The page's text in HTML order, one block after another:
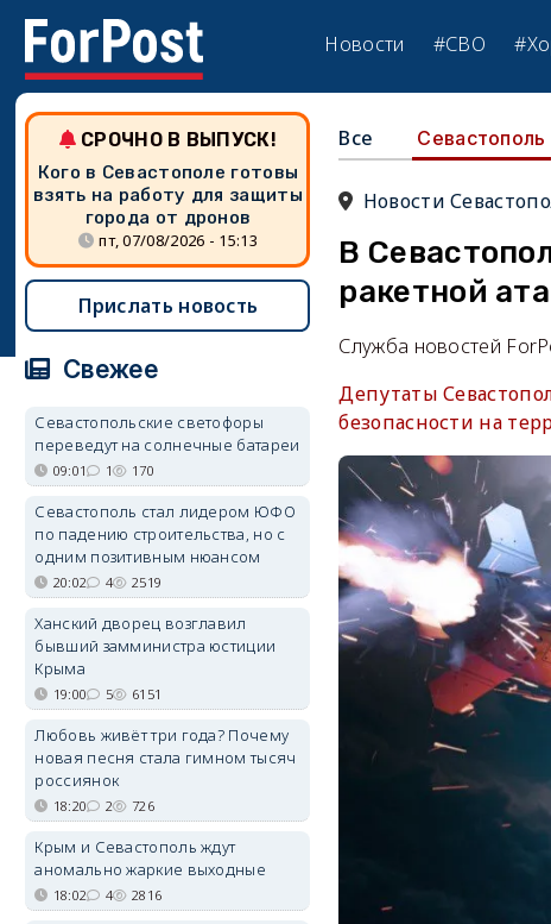
Новости #СВО
Все Севастополь
Новости
В
ракетной
Служба новостей
Депутаты
безопасности на
СРОЧНО В ВЫПУСК!
Кого в Севастополе готовы
взять на работу для защиты
города от дронов
пт, 07/08/2026 - 15:13
Прислать новость
Свежее
Севастопольские светофоры
переведут на солнечные батареи
09:01 1 170
Севастополь стал лидером ЮФО
по падению строительства, но с
одним позитивным нюансом
20:02 4 2519
Ханский дворец возглавил
бывший замминистра юстиции
Крыма
19:00 5 6151
Любовь живёт три года? Почему
новая песня стала гимном тысяч
россиянок
18:20 2 726
Крым и Севастополь ждут
аномально жаркие выходные
18:02 4 2816